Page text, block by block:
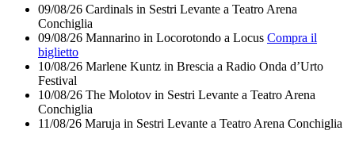
09/08/26 Cardinals in Sestri Levante a Teatro Arena
Conchiglia
09/08/26 Mannarino in Locorotondo a Locus Compra il
biglietto
10/08/26 Marlene Kuntz in Brescia a Radio Onda d’Urto
Festival
10/08/26 The Molotov in Sestri Levante a Teatro Arena
Conchiglia
11/08/26 Maruja in Sestri Levante a Teatro Arena Conchiglia